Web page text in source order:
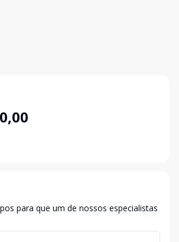
para que um de nossos especialistas